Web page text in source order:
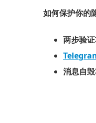
如何保护你的
两步验
消息自